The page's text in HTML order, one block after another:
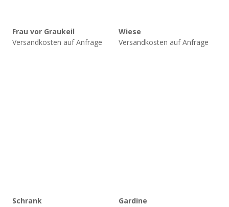
Frau vor Graukeil
Versandkosten auf Anfrage
Wiese
Versandkosten auf Anfrage
Schrank
Gardine